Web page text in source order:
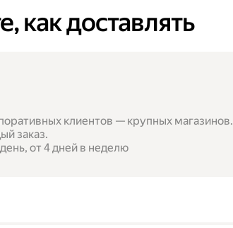
как доставлять
клиентов — крупных магазинов.
заказ.
от 4 дней в неделю